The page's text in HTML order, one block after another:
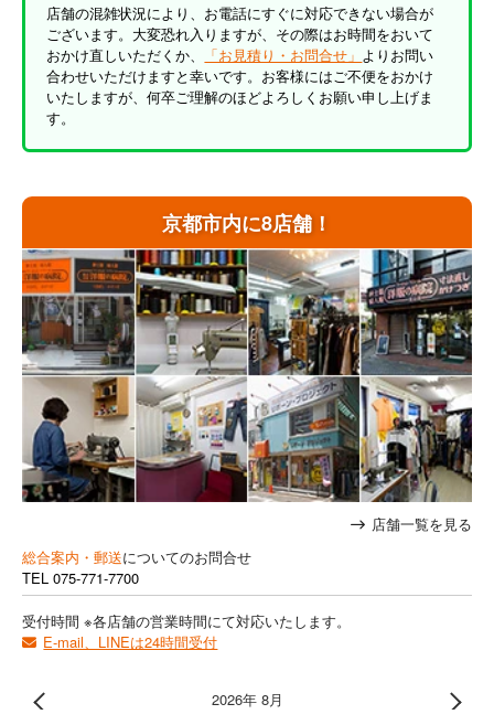
京都市内に8店舗！
店舗一覧を見る
総合案内・郵送についてのお問合せ
TEL 075-771-7700
受付時間 ※各店舗の営業時間にて対応いたします。
E-mail、LINEは24時間受付
2026年 8月
店舗の混雑状況により、お電話にすぐに対応できない場合が
ございます。大変恐れ入りますが、その際はお時間をおいて
おかけ直しいただくか、
「お見積り・お問合せ」 よりお問い
合わせいただけますと幸いです。お客様にはご不便をおかけ
いたしますが、何卒ご理解のほどよろしくお願い申し上げま
す。